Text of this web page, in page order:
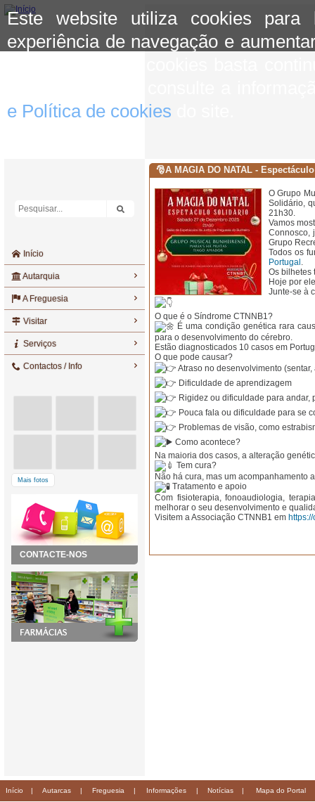
Este website utiliza cookies para
experiência de navegação e
e Política de cookies
Início
Autarquia
A Freguesia
Visitar
Serviços
Contactos / Info
Mais fotos
CONTACTE-NOS
🎅A MAGIA DO NATAL -
O Grupo
Solidário,
21h30.
Vamos
Connosco,
Grupo
Todos os
Portugal .
Os bilhetes
Hoje por
Junte-se à
O que é o Síndrome CTNNB1?
É uma condição genética rara
para o desenvolvimento do cérebro.
Estão diagnosticados 10 casos em
O que pode causar?
Atraso no desenvolvimento (sentar,
Dificuldade de aprendizagem
Rigidez ou dificuldade para andar,
Pouca fala ou dificuldade para se
Problemas de visão, como
Como acontece?
Na maioria dos casos, a alteração
Tem cura?
Não há cura, mas um acompanhamento
Tratamento e apoio
Com fisioterapia, fonoaudiologia,
melhorar o seu desenvolvimento e
Visitem a Associação CTNNB1 em
Início | Autarcas | Freguesia | Informações | Notícias | Mapa do Portal